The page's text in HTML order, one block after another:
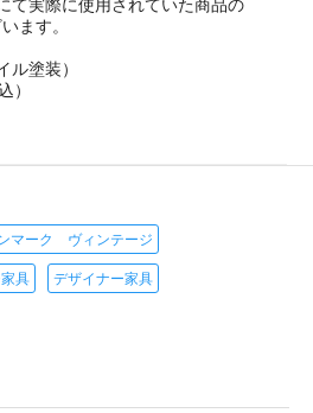
実際に使用されていた商品の
ます。
ル塗装）
）
マーク ヴィンテージ
具 デザイナー家具